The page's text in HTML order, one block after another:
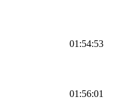
01:54:53
01:56:01